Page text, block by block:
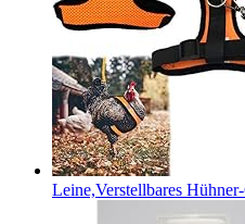
Leine,Verstellbares